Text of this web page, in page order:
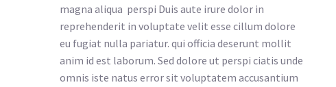
magna aliqua perspi Duis aute irure dolor in
reprehenderit in voluptate velit esse cillum dolore
eu fugiat nulla pariatur. qui officia deserunt mollit
anim id est laborum. Sed dolore ut perspi ciatis unde
omnis iste natus error sit voluptatem accusantium